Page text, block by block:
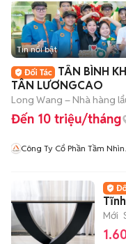
Tin nổi bật
TÂN BÌNH
TÂN LƯƠNGCAO
Long Wang – Nhà hàng
Đến 10 triệu/tháng
Công Ty Cổ Phần Tầm Nhìn
Mới